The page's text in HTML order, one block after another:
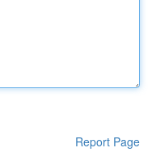
Report Page